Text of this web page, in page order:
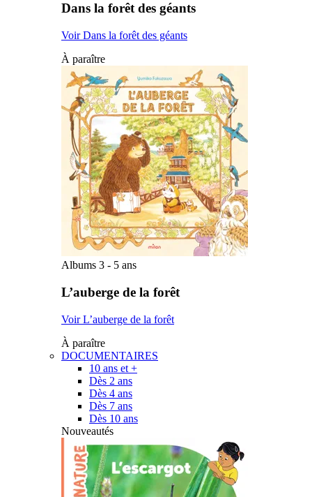
Dans la forêt des géants
Voir Dans la forêt des géants
À paraître
Albums 3 - 5 ans
L’auberge de la forêt
Voir L’auberge de la forêt
À paraître
DOCUMENTAIRES
10 ans et +
Dès 2 ans
Dès 4 ans
Dès 7 ans
Dès 10 ans
Nouveautés